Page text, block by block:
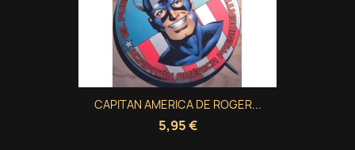
CAPITAN AMERICA DE ROGER...
5,95 €